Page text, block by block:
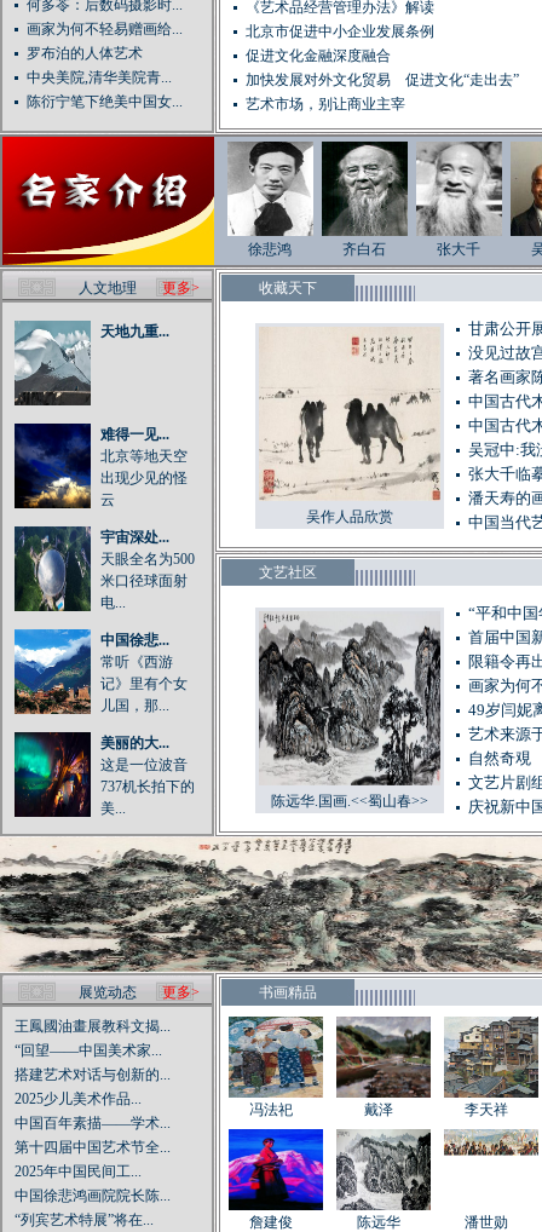
何多苓：后数码摄影时...
画家为何不轻易赠画给...
罗布泊的人体艺术
中央美院,清华美院青...
陈衍宁笔下绝美中国女...
《艺术品经营管理办法》解读
北京市促进中小企业发展条例
促进文化金融深度融合
加快发展对外文化贸易 促进文化“走出去”
艺术市场，别让商业主宰
徐悲鸿 齐白石 张大千
人文地理 更多>
天地九重...
难得一见...
北京等地天空
出现少见的怪
云
宇宙深处...
天眼全名为500
米口径球面射
电...
中国徐悲...
常听《西游
记》里有个女
儿国，那...
美丽的大...
这是一位波音
737机长拍下的
美...
收藏天下
吴作人品欣赏
甘肃公开
没见过故
著名画家
中国古代
中国古代
吴冠中:我
张大千临
潘天寿的
中国当代
文艺社区
陈远华.国画.<<蜀山春>>
“平和中
首届中国
限籍令再
画家为何
49岁闫妮
艺术来源
自然奇覌
文艺片剧
庆祝新中
展览动态
更多>
王鳳國油畫展教科文揭...
“回望——中国美术家...
搭建艺术对话与创新的...
2025少儿美术作品...
中国百年素描——学术...
第十四届中国艺术节全...
2025年中国民间工...
中国徐悲鸿画院院长陈...
“列宾艺术特展”将在...
书画精品
冯法祀 戴泽 李天祥
詹建俊 陈远华 潘世勋